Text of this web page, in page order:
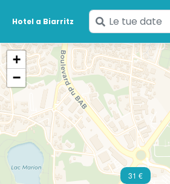
Hotel a Biarritz
Inserisci
le
tue
date
31 €
+
−